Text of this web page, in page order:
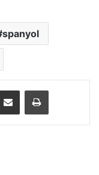
spanyol
Share via Email Print